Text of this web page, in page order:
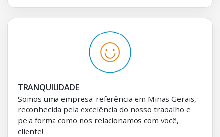
TRANQUILIDADE
Somos uma empresa-referência em Minas Gerais,
reconhecida pela excelência do nosso trabalho e
pela forma como nos relacionamos com você,
cliente!